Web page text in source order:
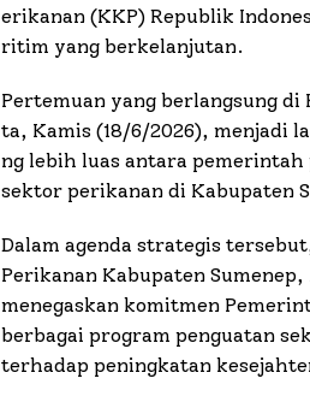
erikanan (KKP) Republik
ritim yang berkelanjutan.
Pertemuan yang berlangsung
ta, Kamis (18/6/2026), menjadi
ng lebih luas antara pemerintah
sektor perikanan di Kabupaten
Dalam agenda strategis
Perikanan Kabupaten
menegaskan komitmen
berbagai program penguatan
terhadap peningkatan